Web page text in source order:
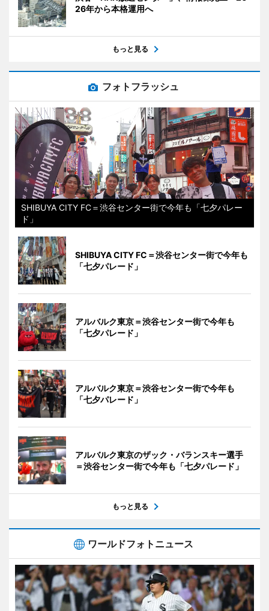
26年から本格運用へ
もっと見る
フォトフラッシュ
SHIBUYA CITY FC＝渋谷センター街で今年も「七夕パレー
ド」
SHIBUYA CITY FC＝渋谷センター街で今年も
「七夕パレード」
アルバルク東京＝渋谷センター街で今年も
「七夕パレード」
アルバルク東京＝渋谷センター街で今年も
「七夕パレード」
アルバルク東京のザック・バランスキー選手
＝渋谷センター街で今年も「七夕パレード」
もっと見る
ワールドフォトニュース